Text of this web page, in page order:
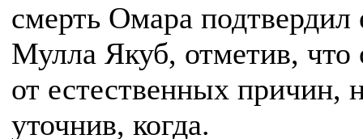
смерть Омара подтвердил
Мулла Якуб, отметив, что
от естественных причин,
уточнив, когда.